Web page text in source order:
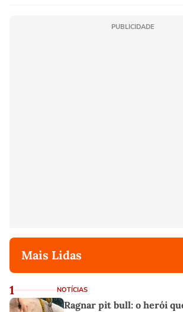
PUBLICIDADE
Mais Lidas
1 NOTÍCIAS
Ragnar pit bull: o herói